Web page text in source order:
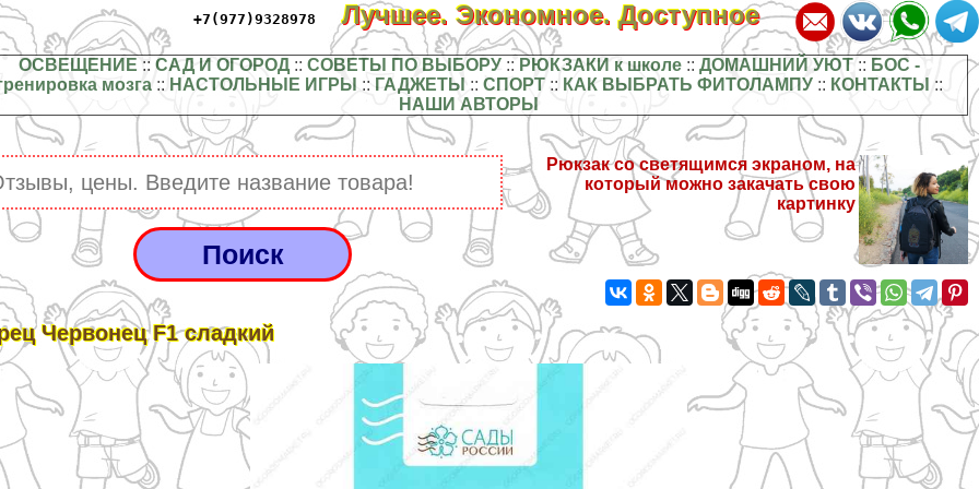
+7(977)9328978 Лучшее. Экономное. Доступное
ОСВЕЩЕНИЕ :: САД И ОГОРОД:: СОВЕТЫ ПО ВЫБОРУ:: РЮКЗАКИ к школе:: ДОМАШНИЙ УЮТ:: БОС -
мозга :: НАСТОЛЬНЫЕ ИГРЫ :: ГАДЖЕТЫ ::СПОРТ :: КАК ВЫБРАТЬ ФИТОЛАМПУ :: КОНТАКТЫ ::
НАШИ АВТОРЫ
Рюкзак со светящимся экраном, на
который можно закачать свою
картинку
Червонец F1 сладкий